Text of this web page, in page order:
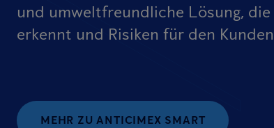
und umweltfreundliche Lösung,
erkennt und Risiken für den
MEHR ZU ANTICIMEX SMART